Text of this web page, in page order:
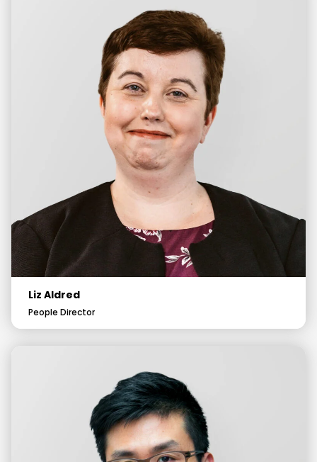
Liz Aldred
People Director